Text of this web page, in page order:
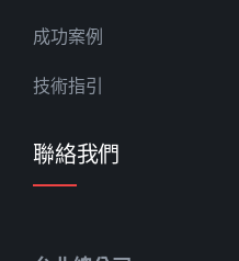
成功案例
技術指引
聯絡我們